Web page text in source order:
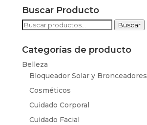
Buscar Producto
Buscar
Buscar
Categorías de producto
Belleza
Bloqueador Solar y Bronceadores
Cosméticos
Cuidado Corporal
Cuidado Facial